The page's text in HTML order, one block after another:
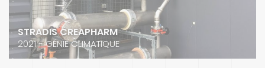
STRADIS CREAPHARM
2021 - GÉNIE CLIMATIQUE